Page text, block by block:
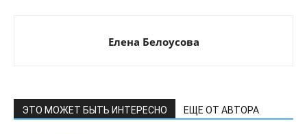
Елена Белоусова
ЭТО МОЖЕТ БЫТЬ ИНТЕРЕСНО ЕЩЕ ОТ АВТОРА